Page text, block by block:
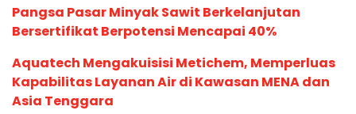
Pangsa Pasar Minyak Sawit Berkelanjutan
Bersertifikat Berpotensi Mencapai 40%
Aquatech Mengakuisisi Metichem, Memperluas
Kapabilitas Layanan Air di Kawasan MENA dan
Asia Tenggara